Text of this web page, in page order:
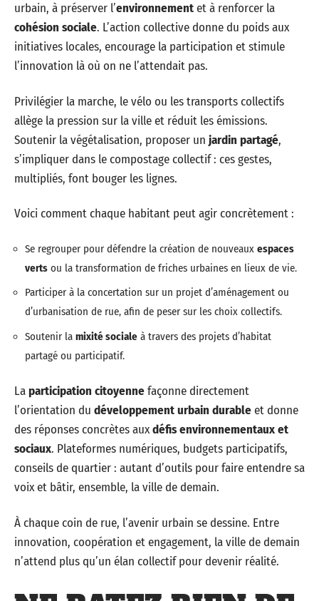
urbain, à préserver l’environnementet à renforcer la
cohésion sociale. L’action collective donne du poids aux
initiatives locales, encourage la participation et stimule
l’innovation là où on ne l’attendait pas.
Privilégier la marche, le vélo ou les transports collectifs
allège la pression sur la ville et réduit les émissions.
Soutenir la végétalisation, proposer un jardin partagé,
s’impliquer dans le compostage collectif : ces gestes,
multipliés, font bouger les lignes.
Voici comment chaque habitant peut agir concrètement :
Se regrouper pour défendre la création de nouveaux espaces
verts ou la transformation de friches urbaines en lieux de vie.
Participer à la concertation sur un projet d’aménagement ou
d’urbanisation de rue, afin de peser sur les choix collectifs.
Soutenir la mixité sociale à travers des projets d’habitat
partagé ou participatif.
Laparticipation citoyennefaçonne directement
l’orientation du développement urbain durableet donne
des réponses concrètes auxdéfis environnementaux et
sociaux. Plateformes numériques, budgets participatifs,
conseils de quartier : autant d’outils pour faire entendre sa
voix et bâtir, ensemble, la ville de demain.
À chaque coin de rue, l’avenir urbain se dessine. Entre
innovation, coopération et engagement, la ville de demain
n’attend plus qu’un élan collectif pour devenir réalité.